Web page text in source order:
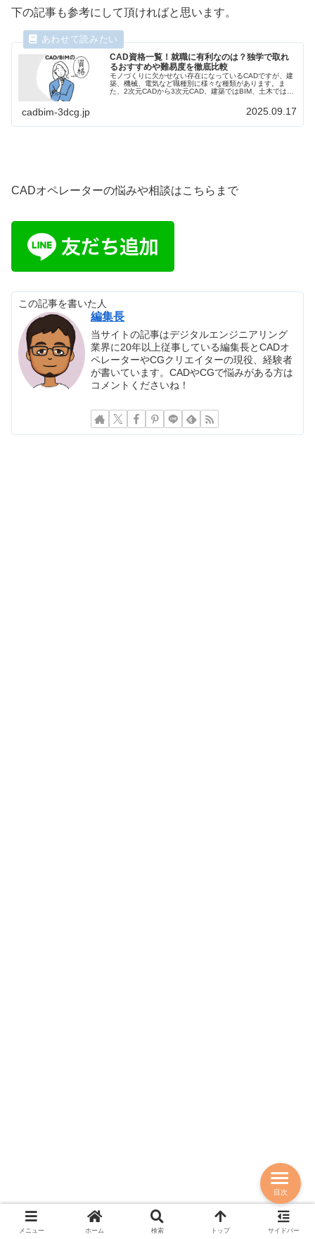
下の記事も参考にして頂ければと思います。
CAD資格一覧！就職に有利なのは？独学で取れ
るおすすめや難易度を徹底比較
モノづくりに欠かせない存在になっているCADですが、建
築、機械、電気など職種別に様々な種類があります。ま
た、2次元CADから3次元CAD、建築ではBIM、土木では
これをカバーするように資格も色々とあります。これらの
cadbim-3dcg.jp 2025.09.17
CADオペレーターの悩みや相談はこちらまで
この記事を書いた人
編集長
当サイトの記事はデジタルエンジニアリング
業界に20年以上従事している編集長とCADオ
ペレーターやCGクリエイターの現役、経験者
が書いています。CADやCGで悩みがある方は
コメントくださいね！
メニュー ホーム 検索 トップ サイドバー
目次